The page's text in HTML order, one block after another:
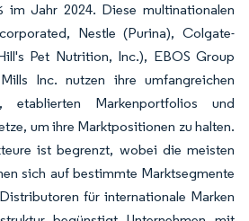
im Jahr 2024. Diese multinationalen
Nestle (Purina), Colgate-
Pet Nutrition, Inc.), EBOS Group
Inc. nutzen ihre umfangreichen
etablierten Markenportfolios und
um ihre Marktpositionen zu halten.
ist begrenzt, wobei die meisten
sich auf bestimmte Marktsegmente
für internationale Marken